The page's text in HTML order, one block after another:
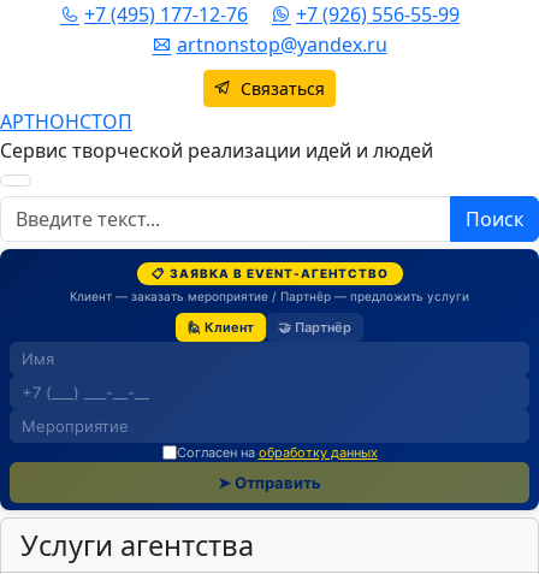
+7 (495) 177-12-76
+7 (926) 556-55-99
artnonstop@yandex.ru
Связаться
АРТНОНСТОП
Сервис творческой реализации идей и людей
Поиск Поиск
📋 ЗАЯВКА В EVENT-АГЕНТСТВО
Клиент — заказать мероприятие / Партнёр — предложить услуги
🙋 Клиент 🤝 Партнёр
Согласен на обработку данных
➤ Отправить
Услуги агентства